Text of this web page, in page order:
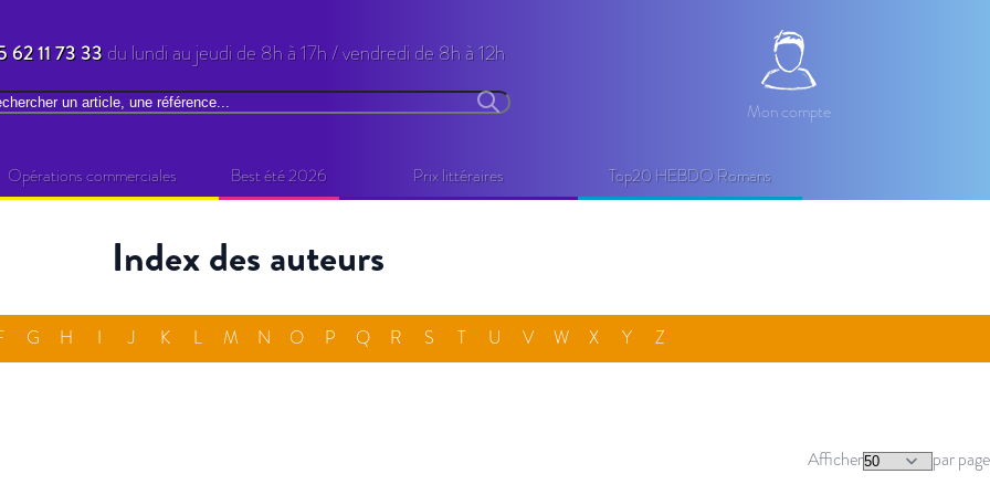
62 11 73 33 du lundi au jeudi de 8h à 17h / vendredi de 8h à 12h
Rechercher
Mon compte
Mon compte
Opérations commerciales Best été 2026 Prix littéraires Top20 HEBDO Romans
Index des auteurs
G H I J K L M N O P Q R S T U V W X Y Z
Afficher par page